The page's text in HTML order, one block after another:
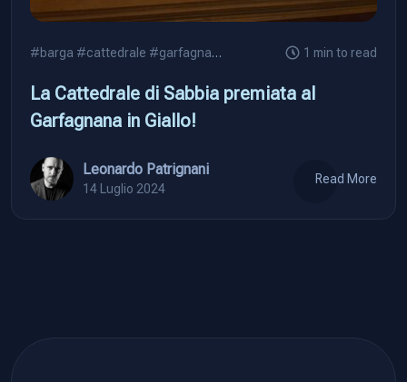
#barga #cattedrale #garfagnana 1 min to read
La Cattedrale di Sabbia premiata al
Garfagnana in Giallo!
Leonardo Patrignani
14 Luglio 2024
Read More